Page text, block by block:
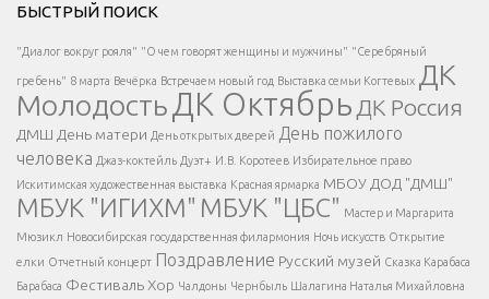
Есть вопрос?
Напишите нам
</span >
</div >
Написать
</button >
</div >
</div > </div >
БЫСТРЫЙ ПОИСК
"Диалог вокруг рояля" "О чем говорят женщины и мужчины" "Серебряный
гребень" 8 марта Вечёрка Встречаем новый год Выставка семьи Когтевых ДК
МолодостьДК Октябрь ДК Россия
ДМШ День матери День открытых дверей День пожилого
человека Джаз-коктейль Дуэт+ И.В. Коротеев Избирательное право
Искитимская художественная выставка Красная ярмарка МБОУ ДОД "ДМШ"
МБУК "ИГИХМ" МБУК "ЦБС" Мастер и Маргарита
Мюзикл Новосибирская государственная филармония Ночь искусств Открытие
елки Отчетный концерт Поздравление Русский музей Сказка Карабаса
Барабаса ФестивальХор Чалдоны Чернбыль Шалагина Наталья Михайловна